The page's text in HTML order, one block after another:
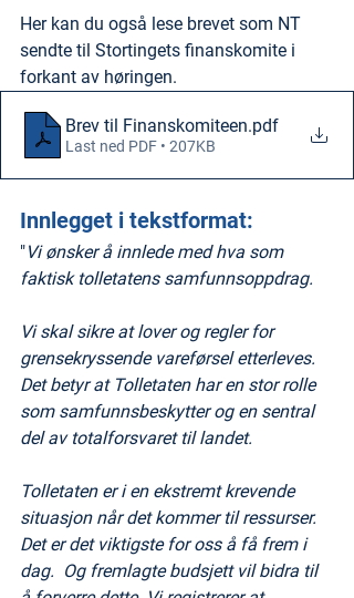
Her kan du også lese brevet som NT
sendte til Stortingets finanskomite i
forkant av høringen.
Brev til Finanskomiteen.pdf
Last ned PDF • 207KB
Innlegget i tekstformat:
"Vi ønsker å innlede med hva som
faktisk tolletatens samfunnsoppdrag.
Vi skal sikre at lover og regler for
grensekryssende vareførsel etterleves.
Det betyr at Tolletaten har en stor rolle
som samfunnsbeskytter og en sentral
del av totalforsvaret til landet.
Tolletaten er i en ekstremt krevende
situasjon når det kommer til ressurser.
Det er det viktigste for oss å få frem i
dag.  Og fremlagte budsjett vil bidra til